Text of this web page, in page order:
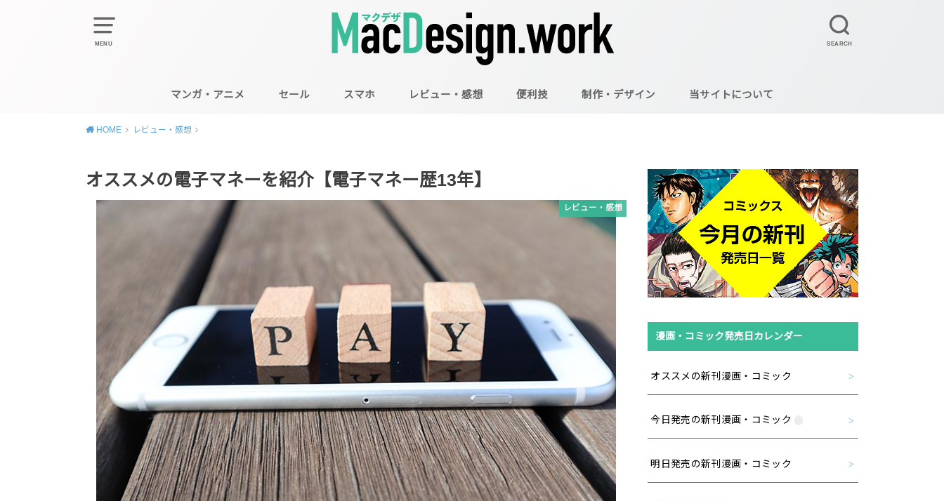
MENU SEARCH
マンガ・アニメ セール スマホ レビュー・感想 便利技 制作・デザイン 当サイトについて
HOME レビュー・感想
オススメの電子マネーを紹介【電子マネー歴13年】
レビュー・感想
漫画・コミック発売日カレンダー
オススメの新刊漫画・コミック
今日発売の新刊漫画・コミック
明日発売の新刊漫画・コミック